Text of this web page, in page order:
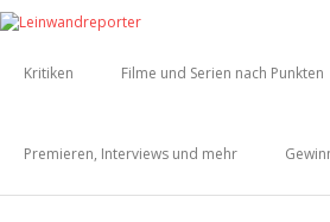
Kritiken Filme und Serien nach Punkten
Premieren, Interviews und mehr